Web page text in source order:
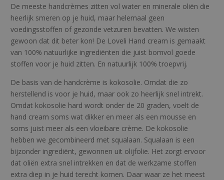
De meeste handcrèmes zitten vol water en minerale oliën die
heerlijk smeren op je huid, maar helemaal geen
voedingsstoffen of gezonde vetzuren bevatten. We wisten
gewoon dat dit beter kon! De Loveli Hand cream is gemaakt
van 100% natuurlijke ingrediënten die juist bomvol goede
stoffen voor je huid zitten. En natuurlijk 100% troepvrij.
De basis van de handcrème is kokosolie. Omdat die zo
herstellend is voor je huid, maar ook zo heerlijk snel intrekt.
Omdat kokosolie hard wordt onder de 20 graden, voelt de
hand cream soms wat dikker en meer als een mousse en
soms juist meer als een vloeibare crème. De kokosolie
hebben we gecombineerd met squalaan. Squalaan is een
bijzonder ingrediënt, gewonnen uit olijfolie. Het zorgt ervoor
dat oliën extra snel intrekken en dat de werkzame stoffen
extra diep in je huid terecht komen. Daar waar ze het meest